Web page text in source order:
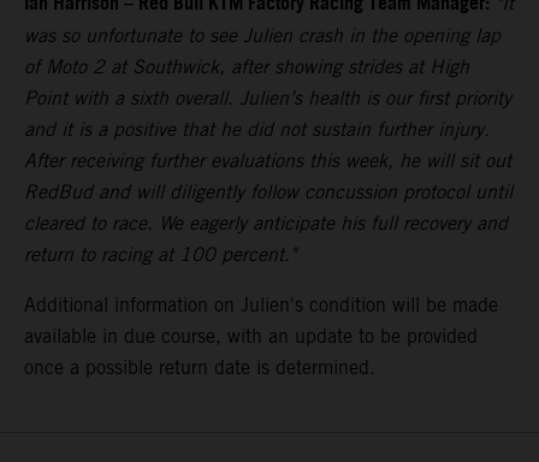
was so unfortunate to see Julien crash in the opening lap
of Moto 2 at Southwick, after showing strides at High
Point with a sixth overall. Julien’s health is our first priority
and it is a positive that he did not sustain further injury.
After receiving further evaluations this week, he will sit out
RedBud and will diligently follow concussion protocol until
cleared to race. We eagerly anticipate his full recovery and
return to racing at 100 percent."
Additional information on Julien's condition will be made
available in due course, with an update to be provided
once a possible return date is determined.